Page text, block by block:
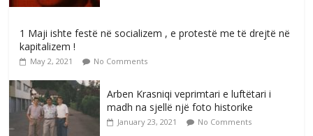
1 Maji ishte festë në socializem , e protestë me të drejtë në
kapitalizem !
May 2, 2021 No Comments
Arben Krasniqi veprimtari e luftëtari i
madh na sjellë një foto historike
January 23, 2021 No Comments